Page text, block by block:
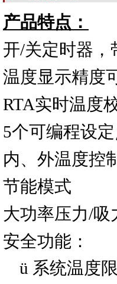
产品特点：
开/关定时器，
温度显示精度
RTA实时温度
5个可编程设
内、外温度控
节能模式
大功率压力/吸
安全功能：
ü 系统温度